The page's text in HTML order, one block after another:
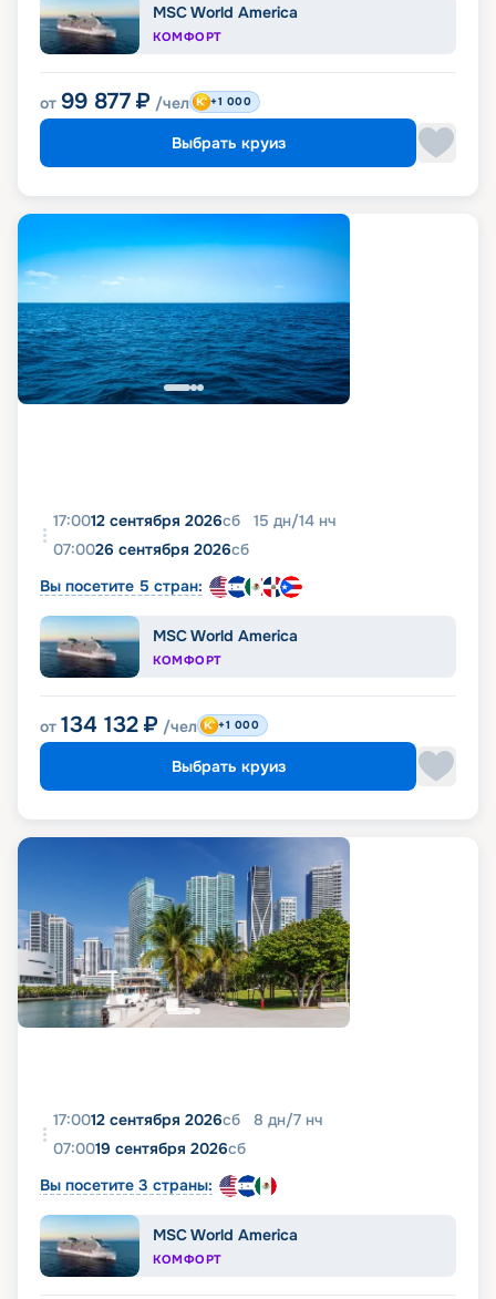
MSC World America
КОМФОРТ
от 99 877 ₽ /чел +1 000
Выбрать круиз
17:0012 сентября 2026сб 15 дн/14 нч
07:0026 сентября 2026сб
Вы посетите 5 стран:
MSC World America
КОМФОРТ
от 134 132 ₽ /чел +1 000
Выбрать круиз
17:0012 сентября 2026сб 8 дн/7 нч
07:0019 сентября 2026сб
Вы посетите 3 страны:
MSC World America
КОМФОРТ